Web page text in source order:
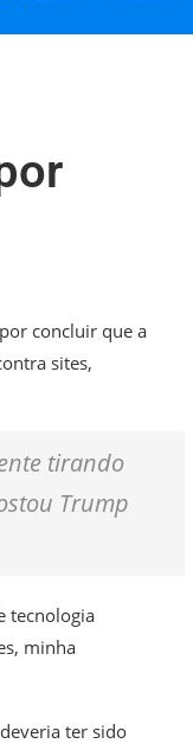
concluir que a
sites,
tirando
Trump
tecnologia
minha
ter sido